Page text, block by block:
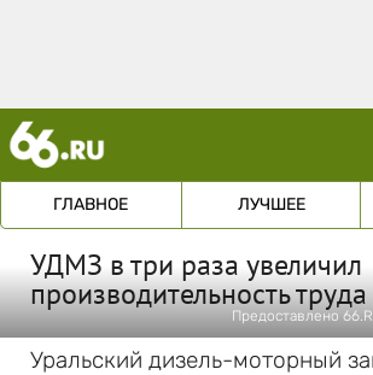
ГЛАВНОЕ ЛУЧШЕЕ
УДМЗ в три раза увеличил
производительность труда
Предоставлено
Уральский дизель-моторный